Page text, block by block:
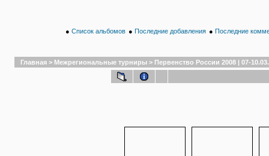
● Список альбомов ● Последние добавления ● Последние
Главная > Межрегиональные турниры > Первенство России 2008 | 07-